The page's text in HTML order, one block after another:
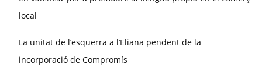
local
La unitat de l’esquerra a l’Eliana pendent de la
incorporació de Compromís